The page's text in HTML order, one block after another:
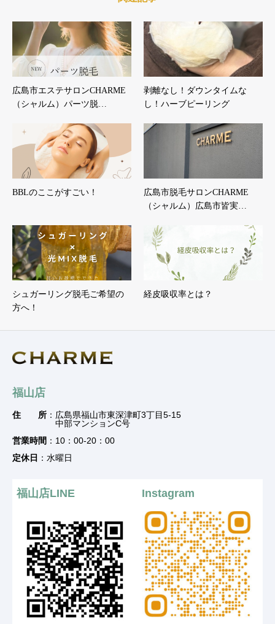
広島市エステサロンCHARME
（シャルム）パーツ脱…
剥離なし！ダウンタイムな
し！ハーブピーリング
BBLのここがすごい！
広島市脱毛サロンCHARME
（シャルム）広島市皆実…
シュガーリング脱毛ご希望の
方へ！
経皮吸収率とは？
福山店
住 所 ：広島県福山市東深津町3丁目5-15
中部マンションC号
営業時間 ：10：00-20：00
定休日 ：水曜日
福山店LINE Instagram